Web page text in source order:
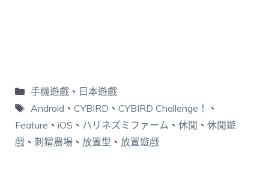
手機遊戲、 日本遊戲
Android 、 CYBIRD 、 CYBIRD Challenge！
、
Feature 、 iOS 、 ハリネズミファーム 、 休閒 、 休閒遊
戲 、 刺猬農場 、 放置型 、 放置遊戲